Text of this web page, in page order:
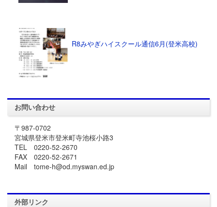
R8みやぎハイスクール通信6月(登米高校)
お問い合わせ
〒987-0702
宮城県登米市登米町寺池桜小路3
TEL 0220-52-2670
FAX 0220-52-2671
Mail tome-h@od.myswan.ed.jp
外部リンク